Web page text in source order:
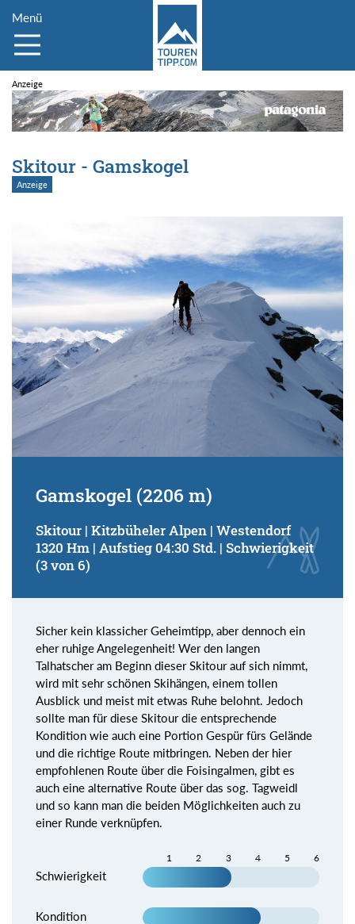
Menü
Skitour - Gamskogel
Gamskogel (2206 m)
Skitour | Kitzbüheler Alpen | Westendorf
1320 Hm | Aufstieg 04:30 Std. | Schwierigkeit
(3 von 6)
Sicher kein klassicher Geheimtipp, aber dennoch ein
eher ruhige Angelegenheit! Wer den langen
Talhatscher am Beginn dieser Skitour auf sich nimmt,
wird mit sehr schönen Skihängen, einem tollen
Ausblick und meist mit etwas Ruhe belohnt. Jedoch
sollte man für diese Skitour die entsprechende
Kondition wie auch eine Portion Gespür fürs Gelände
und die richtige Route mitbringen. Neben der hier
empfohlenen Route über die Foisingalmen, gibt es
auch eine alternative Route über das sog. Tagweidl
und so kann man die beiden Möglichkeiten auch zu
einer Runde verknüpfen.
1 2 3 4 5 6
Schwierigkeit
Kondition